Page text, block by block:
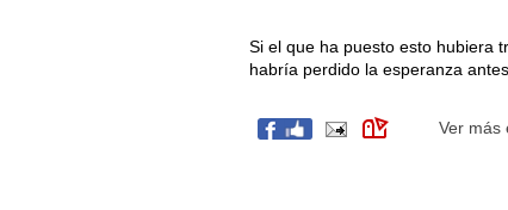
Si el que ha puesto esto hubiera
habría perdido la esperanza
Ver más